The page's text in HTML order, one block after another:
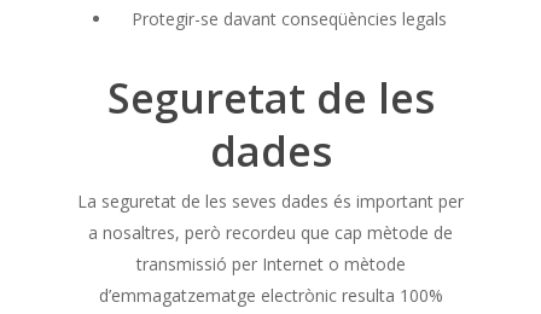
Protegir-se davant conseqüències legals
Seguretat de les
dades
La seguretat de les seves dades és important per
a nosaltres, però recordeu que cap mètode de
transmissió per Internet o mètode
d’emmagatzematge electrònic resulta 100%